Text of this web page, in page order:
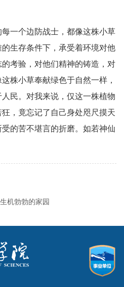
一个边防战士，都像这株小草
生存条件下，承受着环境对他
考验，对他们精神的铸造，对
株小草奉献绿色于自然一样，
民。对我来说，仅这一株植物
，竟忘记了自己身处咫尺摸天
的苦不堪言的折磨。如若神仙
机勃勃的家园